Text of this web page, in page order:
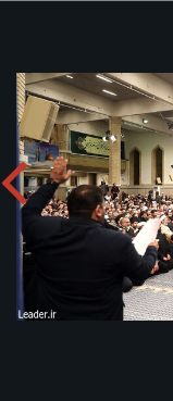
دریافت آلبوم:zip